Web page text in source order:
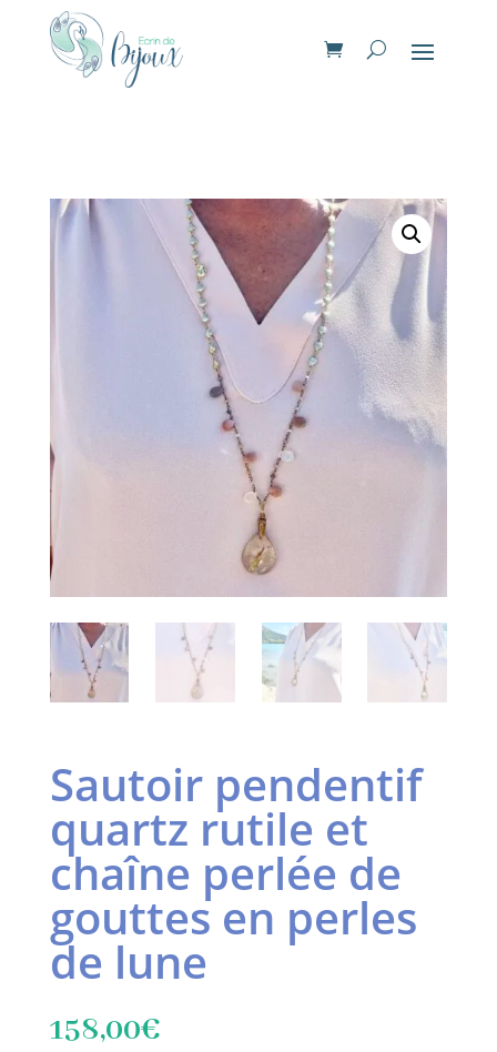
Sautoir pendentif
quartz rutile et
chaîne perlée de
gouttes en perles
de lune
158,00€